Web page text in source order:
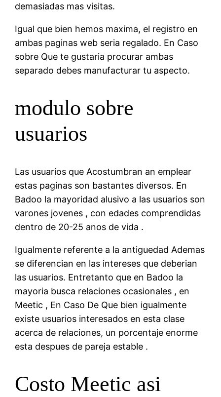
demasiadas mas visitas.
Igual que bien hemos maxima, el registro en
ambas paginas web seria regalado. En Caso
sobre Que te gustaria procurar ambas
separado debes manufacturar tu aspecto.
modulo sobre
usuarios
Las usuarios que Acostumbran an emplear
estas paginas son bastantes diversos. En
Badoo la mayoridad alusivo a las usuarios son
varones jovenes , con edades comprendidas
dentro de 20-25 anos de vida .
Igualmente referente a la antiguedad Ademas
se diferencian en las intereses que deberian
las usuarios. Entretanto que en Badoo la
mayoria busca relaciones ocasionales , en
Meetic , En Caso De Que bien igualmente
existe usuarios interesados en esta clase
acerca de relaciones, un porcentaje enorme
esta despues de pareja estable .
Costo Meetic asi